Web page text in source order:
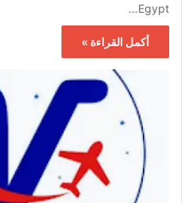
Egypt…
أكمل القراءة »